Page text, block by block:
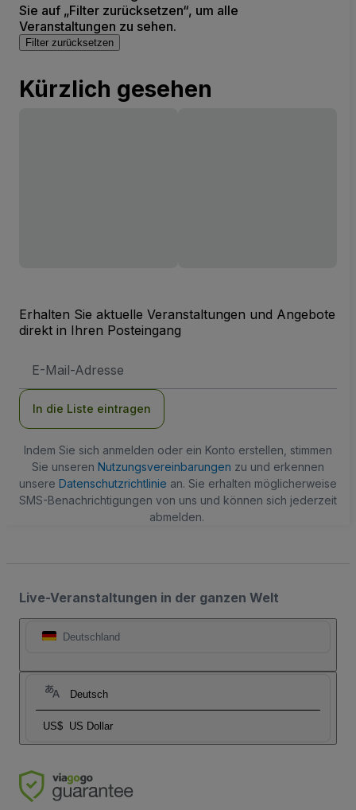
Sie auf „Filter zurücksetzen“, um alle
Veranstaltungen zu sehen.
Filter zurücksetzen
Kürzlich gesehen
Erhalten Sie aktuelle Veranstaltungen und Angebote
direkt in Ihren Posteingang
Mail-
In die Liste eintragen
Indem Sie sich anmelden oder ein Konto erstellen, stimmen
Sie unseren Nutzungsvereinbarungen zu und erkennen
unsere Datenschutzrichtlinie an. Sie erhalten möglicherweise
SMS-Benachrichtigungen von uns und können sich jederzeit
abmelden.
Live-Veranstaltungen in der ganzen Welt
Deutschland
Deutsch
US$ US Dollar